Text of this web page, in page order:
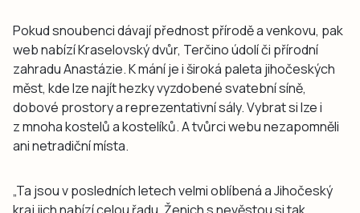
Pokud snoubenci dávají přednost přírodě a venkovu, pak
web nabízí Kraselovský dvůr, Terčino údolí či přírodní
zahradu Anastázie. K mání je i široká paleta jihočeských
měst, kde lze najít hezky vyzdobené svatební síně,
dobové prostory a reprezentativní sály. Vybrat si lze i
z mnoha kostelů a kostelíků. A tvůrci webu nezapomněli
ani netradiční místa.
„Ta jsou v posledních letech velmi oblíbená a Jihočeský